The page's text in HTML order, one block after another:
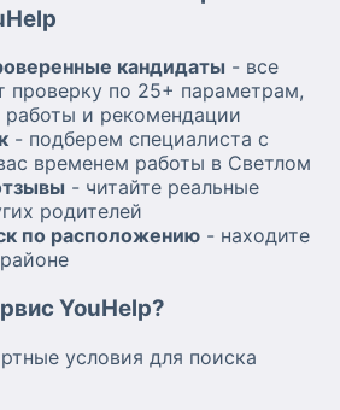
кандидаты - все
проверку по 25+ параметрам,
и рекомендации
- подберем специалиста с
временем работы в Светлом
- читайте реальные
родителей
по расположению - находите
YouHelp?
условия для поиска